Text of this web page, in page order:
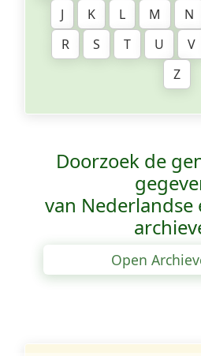
J
K L M N
R
S T U V
Z
Doorzoek de
van Nederlandse
Open